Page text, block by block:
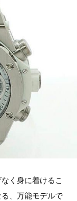
く身に着けるこ
、万能モデルで